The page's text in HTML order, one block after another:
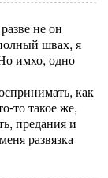
не он
швах, я
имхо, одно
как
то такое же,
предания и
развязка